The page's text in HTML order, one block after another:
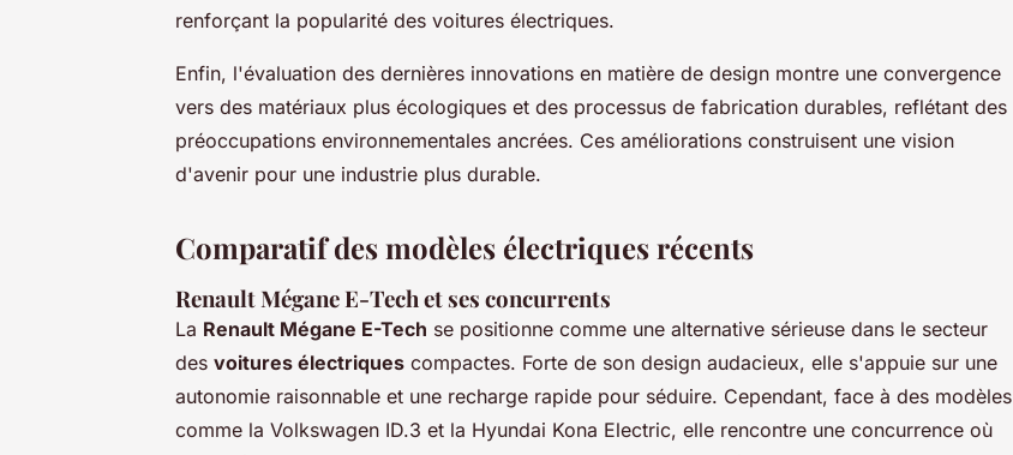
renforçant la popularité des voitures électriques.
Enfin, l'évaluation des dernières innovations en matière de design montre une convergence
vers des matériaux plus écologiques et des processus de fabrication durables, reflétant des
préoccupations environnementales ancrées. Ces améliorations construisent une vision
d'avenir pour une industrie plus durable.
Comparatif des modèles électriques récents
Renault Mégane E-Tech et ses concurrents
La Renault Mégane E-Tech se positionne comme une alternative sérieuse dans le secteur
des voitures électriques compactes. Forte de son design audacieux, elle s'appuie sur une
autonomie raisonnable et une recharge rapide pour séduire. Cependant, face à des modèles
comme la Volkswagen ID.3 et la Hyundai Kona Electric, elle rencontre une concurrence où